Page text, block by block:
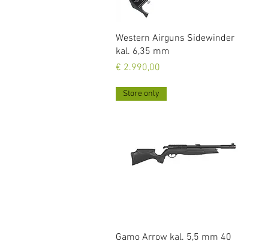
Snel overzicht
Western Airguns Sidewinder
kal. 6,35 mm
Prijs
€ 2.990,00
Snel overzicht
Store only
Gamo Arrow kal. 5,5 mm 40